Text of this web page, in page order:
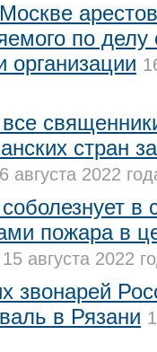
по
организации
стран
августа 2022
в
пожара в
15 августа 2022
звонарей
в Рязани